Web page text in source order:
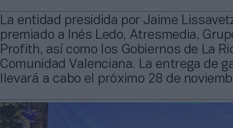
La entidad presidida por Jaime
premiado a Inés Ledo, Atresmedia,
Profith, así como los Gobiernos de La
Comunidad Valenciana. La entrega de
llevará a cabo el próximo 28 de